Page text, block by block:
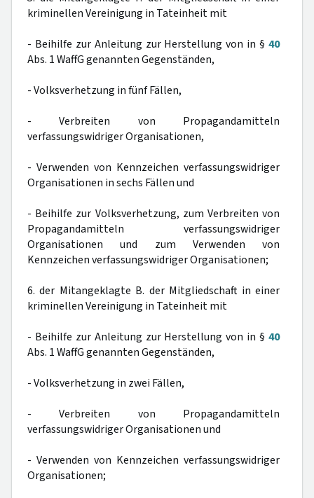
kriminellen Vereinigung in Tateinheit mit
- Beihilfe zur Anleitung zur Herstellung von in § 40
Abs. 1 WaffG genannten Gegenständen,
- Volksverhetzung in fünf Fällen,
- Verbreiten von Propagandamitteln
verfassungswidriger Organisationen,
- Verwenden von Kennzeichen verfassungswidriger
Organisationen in sechs Fällen und
- Beihilfe zur Volksverhetzung, zum Verbreiten von
Propagandamitteln verfassungswidriger
Organisationen und zum Verwenden von
Kennzeichen verfassungswidriger Organisationen;
6. der Mitangeklagte B. der Mitgliedschaft in einer
kriminellen Vereinigung in Tateinheit mit
- Beihilfe zur Anleitung zur Herstellung von in § 40
Abs. 1 WaffG genannten Gegenständen,
- Volksverhetzung in zwei Fällen,
- Verbreiten von Propagandamitteln
verfassungswidriger Organisationen und
- Verwenden von Kennzeichen verfassungswidriger
Organisationen;